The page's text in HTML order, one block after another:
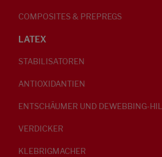
COMPOSITES & PREPREGS
LATEX
STABILISATOREN
ANTIOXIDANTIEN
ENTSCHÄUMER UND DEWEBBING-
VERDICKER
KLEBRIGMACHER